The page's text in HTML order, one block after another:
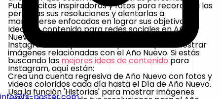
Publica citas inspiradoras y fotos para recordar a las
personas sus resoluciones y alentarlas a
mantenerse enfocadas en lograr sus objetivos
Ideas de contenido para redes sociales en Año
Nuevo para Instagram
Instagram es la plataforma perfecta para mostrar
imágenes relacionadas con el Año Nuevo. Si estás
buscando las mejores ideas de contenido para
Instagram, aquí están:
Crea una cuenta regresiva de Año Nuevo con fotos y
videos coloridos cada día hasta el Día de Año Nuevo.
Usa la función 'Historias' para mostrar imágenes